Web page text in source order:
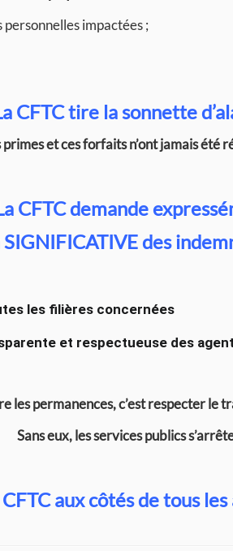
impactées ;
CFTC tire la sonnette
primes et ces forfaits n’ont jamais été
CFTC demande
des
les filières concernées
et respectueuse des
les permanences, c’est respecter le
Sans eux, les services publics
CFTC aux côtés de tous